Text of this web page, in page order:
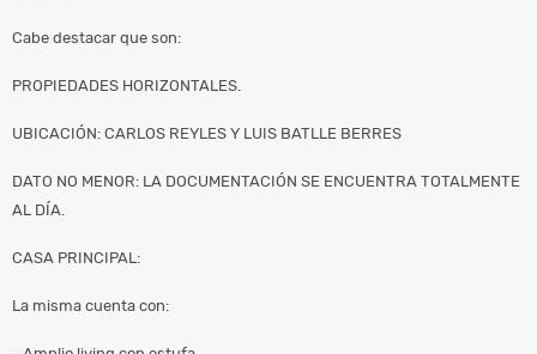
Cabe destacar que son:
PROPIEDADES HORIZONTALES.
UBICACIÓN: CARLOS REYLES Y LUIS BATLLE BERRES
DATO NO MENOR: LA DOCUMENTACIÓN SE ENCUENTRA TOTALMENTE
AL DÍA.
CASA PRINCIPAL:
La misma cuenta con: